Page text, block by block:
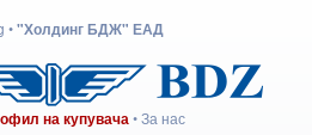
•"Холдинг БДЖ" ЕАД
на купувача •За нас